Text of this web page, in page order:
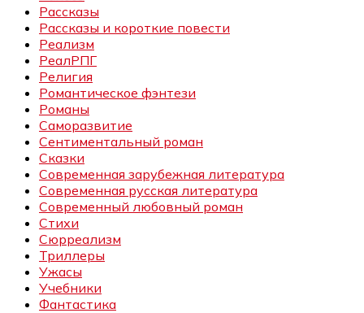
Рассказы
Рассказы и короткие повести
Реализм
РеалРПГ
Религия
Романтическое фэнтези
Романы
Саморазвитие
Сентиментальный роман
Сказки
Современная зарубежная литература
Современная русская литература
Современный любовный роман
Стихи
Сюрреализм
Триллеры
Ужасы
Учебники
Фантастика